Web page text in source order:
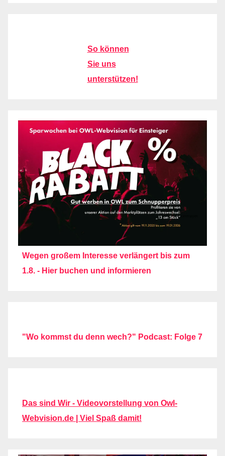
So können
Sie uns
unterstützen!
Wegen großem Interesse verlängert bis zum
1.8. - Hier buchen und informieren
"Wo kommst du denn wech?" Podcast: Folge 7
Das sind Wir - Videovorstellung von Owl-
Webvision.de | Viel Spaß damit!